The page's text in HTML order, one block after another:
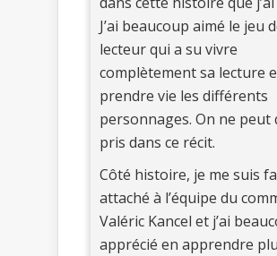
J’ai beaucoup aimé le jeu
lecteur qui a su vivre
complètement sa lecture
prendre vie les différents
personnages. On ne peut
pris dans ce récit.
Côté histoire, je me suis
attaché à l’équipe du
Valéric Kancel et j’ai
apprécié en apprendre